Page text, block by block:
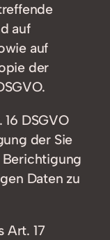
auf
auf
der
DSGVO
der Sie
Daten zu
Art. 17